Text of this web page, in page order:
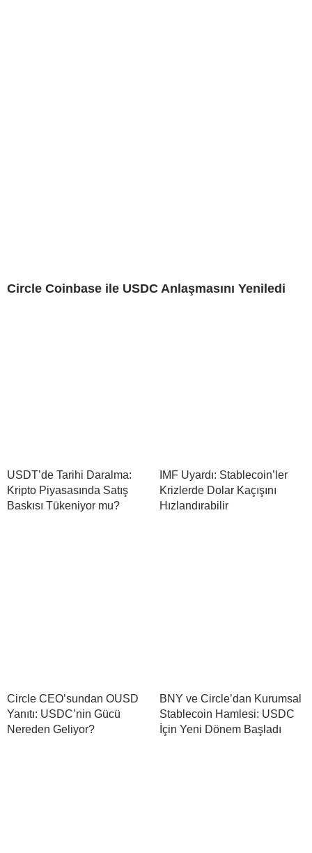
Circle Coinbase ile USDC Anlaşmasını Yeniledi
USDT’de Tarihi Daralma:
Kripto Piyasasında Satış
Baskısı Tükeniyor mu?
IMF Uyardı: Stablecoin’ler
Krizlerde Dolar Kaçışını
Hızlandırabilir
Circle CEO’sundan OUSD
Yanıtı: USDC’nin Gücü
Nereden Geliyor?
BNY ve Circle’dan Kurumsal
Stablecoin Hamlesi: USDC
İçin Yeni Dönem Başladı